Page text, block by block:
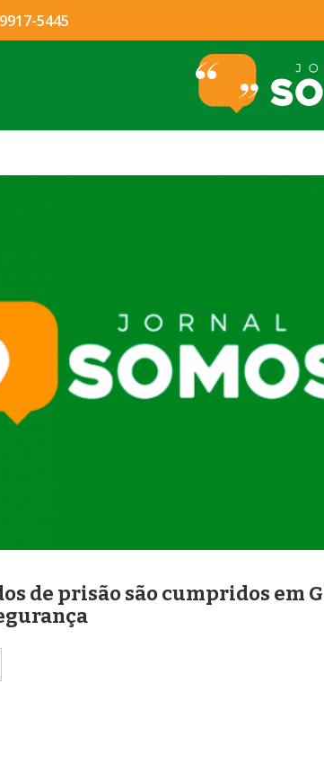
5445
de prisão são cumpridos em